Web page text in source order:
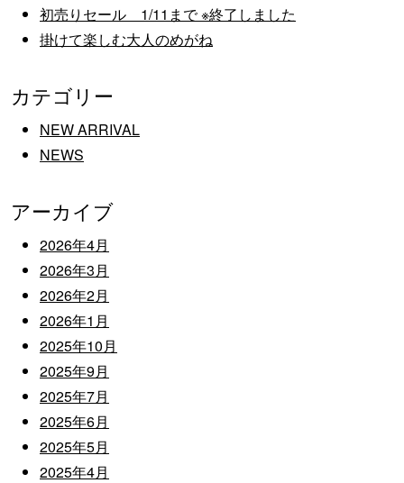
初売りセール 1/11まで ※終了しました
掛けて楽しむ大人のめがね
カテゴリー
NEW ARRIVAL
NEWS
アーカイブ
2026年4月
2026年3月
2026年2月
2026年1月
2025年10月
2025年9月
2025年7月
2025年6月
2025年5月
2025年4月